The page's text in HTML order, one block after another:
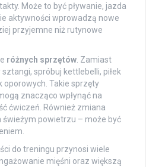
Może to być pływanie, jazda
aktywności wprowadzą nowe
przyjemne niż rutynowe
różnych sprzętów. Zamiast
spróbuj kettlebelli, piłek
oporowych. Takie sprzęty
znacząco wpłynąć na
ćwiczeń. Również zmiana
świeżym powietrzu – może być
do treningu przynosi wiele
mięśni oraz większą